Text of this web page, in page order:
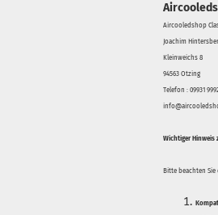
Aircooledshop
Joachim
Kleinweichs 8
94563 Otzing
Telefon : 09931
Wichtiger Hinweis
Bitte beachten